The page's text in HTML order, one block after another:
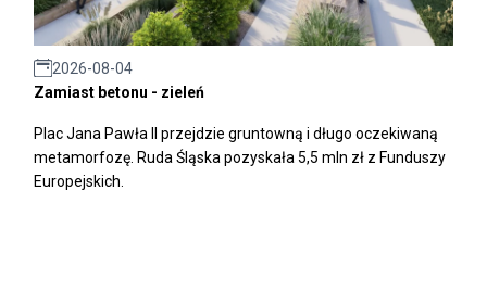
2026-08-04
Zamiast betonu - zieleń
Plac Jana Pawła II przejdzie gruntowną i długo oczekiwaną
metamorfozę. Ruda Śląska pozyskała 5,5 mln zł z Funduszy
Europejskich.